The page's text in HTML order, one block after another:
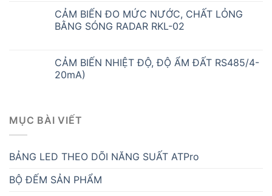
CẢM BIẾN ĐO MỨC NƯỚC, CHẤT LỎNG
BẰNG SÓNG RADAR RKL-02
CẢM BIẾN NHIỆT ĐỘ, ĐỘ ẨM ĐẤT RS485/4-
20mA)
MỤC BÀI VIẾT
BẢNG LED THEO DÕI NĂNG SUẤT ATPro
BỘ ĐẾM SẢN PHẨM